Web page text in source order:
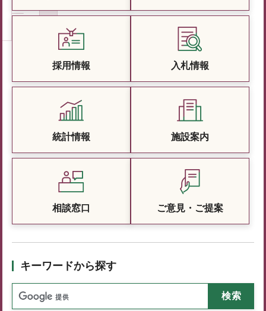
採用情報 入札情報
統計情報 施設案内
相談窓口 ご意見・ご提案
キーワードから探す